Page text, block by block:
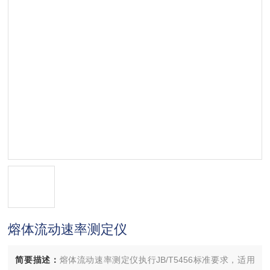
熔体流动速率测定仪
简要描述： 熔体流动速率测定仪执行JB/T5456标准要求，适用